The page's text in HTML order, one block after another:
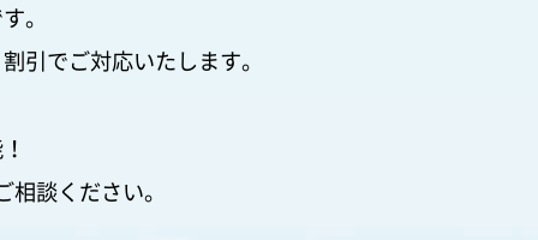
。
引でご対応いたします。
相談ください。